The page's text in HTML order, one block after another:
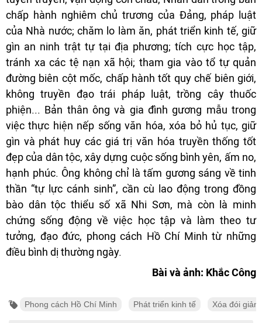
chấp hành nghiêm chủ trương của Đảng, pháp luật
của Nhà nước; chăm lo làm ăn, phát triển kinh tế, giữ
gìn an ninh trật tự tại địa phương; tích cực học tập,
tránh xa các tệ nạn xã hội; tham gia vào tổ tự quản
đường biên cột mốc, chấp hành tốt quy chế biên giới,
không truyền đạo trái pháp luật, trồng cây thuốc
phiện... Bản thân ông và gia đình gương mẫu trong
việc thực hiện nếp sống văn hóa, xóa bỏ hủ tục, giữ
gìn và phát huy các giá trị văn hóa truyền thống tốt
đẹp của dân tộc, xây dựng cuộc sống bình yên, ấm no,
hạnh phúc. Ông không chỉ là tấm gương sáng về tinh
thần “tự lực cánh sinh”, cần cù lao động trong đồng
bào dân tộc thiểu số xã Nhi Sơn, mà còn là minh
chứng sống động về việc học tập và làm theo tư
tưởng, đạo đức, phong cách Hồ Chí Minh từ những
điều bình dị thường ngày.
Bài và ảnh: Khắc Công
Phong cách Hồ Chí Minh Phát triển kinh tế Xóa đói